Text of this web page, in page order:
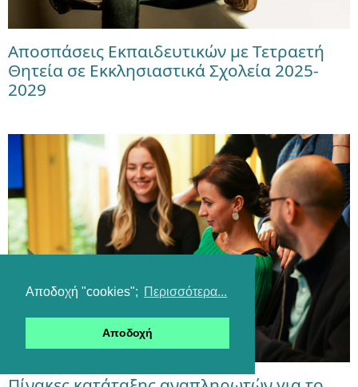
Αποδοχή "cookies"; Περισσότερα...
Αποδοχή
Αποσπάσεις Εκπαιδευτικών με Τετραετή
Θητεία σε Εκκλησιαστικά Σχολεία 2025-
2029